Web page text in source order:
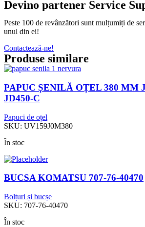
Devino partener Service
Peste 100 de revânzători sunt mulțumiți de
unul din ei!
Contactează-ne!
Produse similare
PAPUC ȘENILĂ OȚEL 380 MM
JD450-C
Papuci de oțel
SKU: UV159J0M380
În stoc
BUCSA KOMATSU 707-76-40470
Bolțuri și bucșe
SKU: 707-76-40470
În stoc